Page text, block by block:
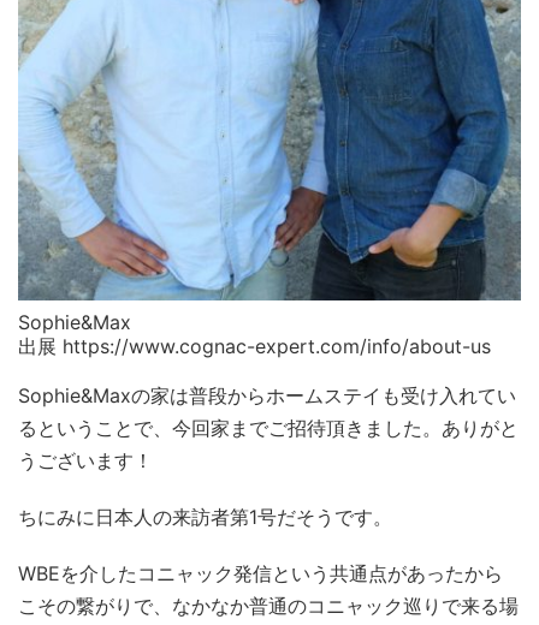
Sophie&Max
出展 https://www.cognac-expert.com/info/about-us
Sophie&Maxの家は普段からホームステイも受け入れてい
るということで、今回家までご招待頂きました。ありがと
うございます！
ちにみに日本人の来訪者第1号だそうです。
WBEを介したコニャック発信という共通点があったから
こその繋がりで、なかなか普通のコニャック巡りで来る場